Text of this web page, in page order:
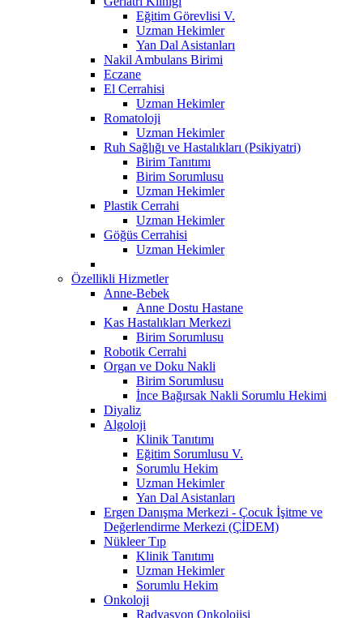
Eğitim Görevlisi V.
Uzman Hekimler
Yan Dal Asistanları
Nakil Ambulans Birimi
Eczane
El Cerrahisi
Uzman Hekimler
Romatoloji
Uzman Hekimler
Ruh Sağlığı ve Hastalıkları (Psikiyatri)
Birim Tanıtımı
Birim Sorumlusu
Uzman Hekimler
Plastik Cerrahi
Uzman Hekimler
Göğüs Cerrahisi
Uzman Hekimler
Özellikli Hizmetler
Anne-Bebek
Anne Dostu Hastane
Kas Hastalıkları Merkezi
Birim Sorumlusu
Robotik Cerrahi
Organ ve Doku Nakli
Birim Sorumlusu
İnce Bağırsak Nakli Sorumlu Hekimi
Diyaliz
Algoloji
Klinik Tanıtımı
Eğitim Sorumlusu V.
Sorumlu Hekim
Uzman Hekimler
Yan Dal Asistanları
Ergen Danışma Merkezi - Çocuk İşitme ve
Değerlendirme Merkezi (ÇİDEM)
Nükleer Tıp
Klinik Tanıtımı
Uzman Hekimler
Sorumlu Hekim
Onkoloji
Radyasyon Onkolojisi